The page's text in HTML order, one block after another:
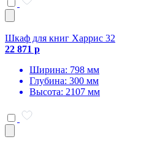
Шкаф для книг Харрис 32
22 871 р
Ширина: 798 мм
Глубина: 300 мм
Высота: 2107 мм